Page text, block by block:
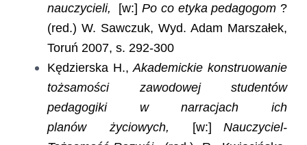
nauczycieli,
[w:]Po co etyka pedagogom ?
(red.) W. Sawczuk, Wyd. Adam Marszałek,
Toruń 2007, s. 292-300
Kędzierska H.,Akademickie konstruowanie
tożsamości zawodowej studentów
pedagogiki w narracjach ich
planów życiowych,
[w:]Nauczyciel-